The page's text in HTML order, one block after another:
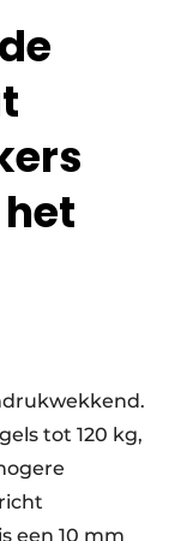
tot 120 kg,
een 10 mm